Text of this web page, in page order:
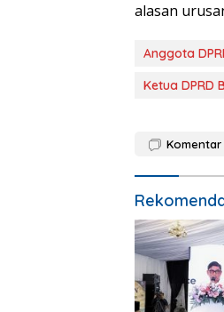
alasan
Anggota
Ketua DPRD
Komentar